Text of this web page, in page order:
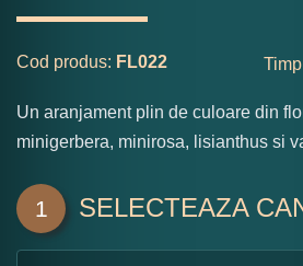
Cod produs: FL022
Un aranjament plin de culoare din
minigerbera, minirosa, lisianthus si
1 SELECTEAZA